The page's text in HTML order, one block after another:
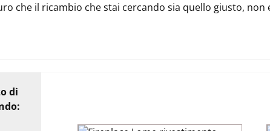
che il ricambio che stai cercando sia quello giusto,
di